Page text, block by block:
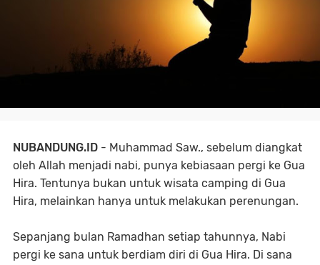
NUBANDUNG.ID - Muhammad Saw., sebelum diangkat
oleh Allah menjadi nabi, punya kebiasaan pergi ke Gua
Hira. Tentunya bukan untuk wisata camping di Gua
Hira, melainkan hanya untuk melakukan perenungan.
Sepanjang bulan Ramadhan setiap tahunnya, Nabi
pergi ke sana untuk berdiam diri di Gua Hira. Di sana